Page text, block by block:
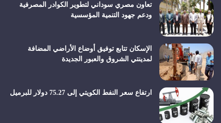
تعاون مصري سوداني لتطوير الكوادر المصرفية
ودعم جهود التنمية المؤسسية
الإسكان تتابع توفيق أوضاع الأراضي المضافة
لمدينتي الشروق والعبور الجديدة
ارتفاع سعر النفط الكويتي إلى 75.27 دولار للبرميل